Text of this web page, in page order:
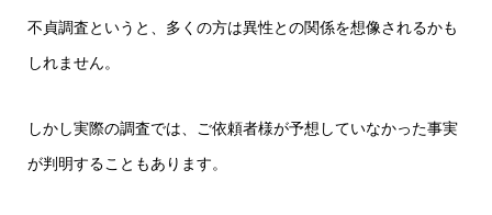
不貞調査というと、多くの方は異性との関係を想像されるかも
しれません。
しかし実際の調査では、ご依頼者様が予想していなかった事実
が判明することもあります。